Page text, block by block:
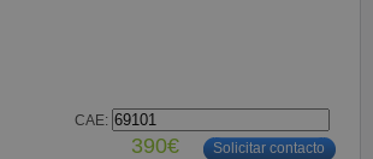
CAE:
390€ Solicitar contacto